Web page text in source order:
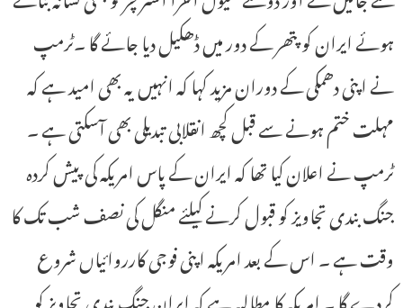
ہوئے ایران کو پتھر کے دور میں ڈھکیل دیا جائے گا ۔ٹرمپ
نے اپنی دھمکی کے دوران مزید کہا کہ انہیں یہ بھی امید ہے کہ
مہلت ختم ہونے سے قبل کچھ انقلابی تبدیلی بھی آسکتی ہے ۔
ٹرمپ نے اعلان کیا تھا کہ ایران کے پاس امریکہ کی پیش کردہ
جنگ بندی تجاویز کو قبول کرنے کیلئے منگل کی نصف شب تک کا
وقت ہے ۔ اس کے بعد امریکہ اپنی فوجی کارروائیاں شروع